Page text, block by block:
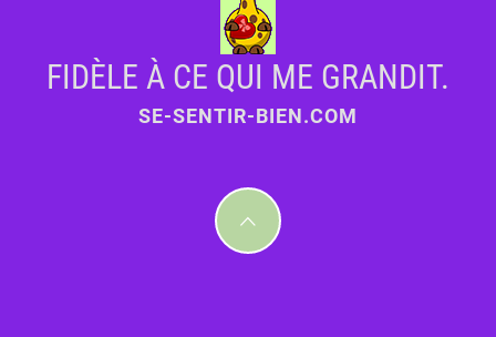
FIDÈLE À CE QUI ME GRANDIT.
SE-SENTIR-BIEN.COM